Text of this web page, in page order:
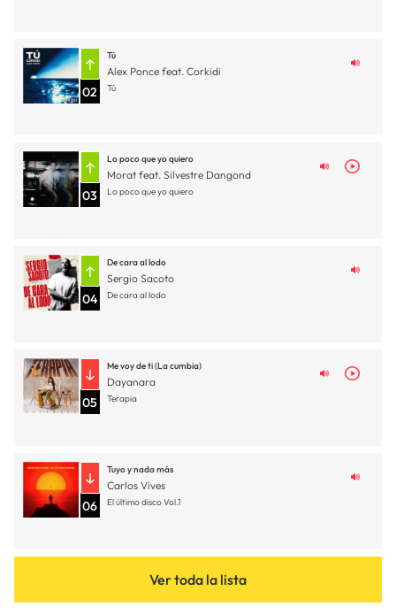
02
Tú
Alex Ponce feat. Corkidi
Tú
03
Lo poco que yo quiero
Morat feat. Silvestre Dangond
Lo poco que yo quiero
04
De cara al lodo
Sergio Sacoto
De cara al lodo
05
Me voy de ti (La cumbia)
Dayanara
Terapia
06
Tuyo y nada más
Carlos Vives
El último disco Vol.1
Ver toda la lista